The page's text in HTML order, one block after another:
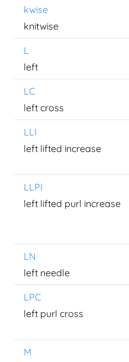
kwise
knitwise
L
left
LC
left cross
LLI
left lifted increase
LLPI
left lifted purl increase
LN
left needle
LPC
left purl cross
M